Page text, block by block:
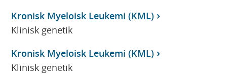
Kronisk Myeloisk Leukemi (KML)
Klinisk genetik
Kronisk Myeloisk Leukemi (KML)
Klinisk genetik